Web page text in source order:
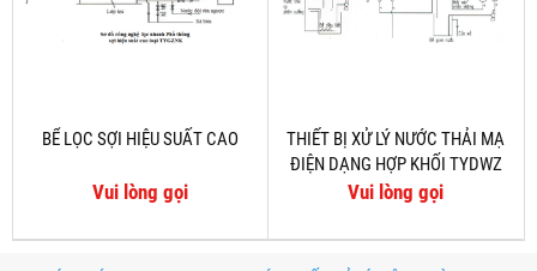
BỂ LỌC SỢI HIỆU SUẤT CAO
Vui lòng gọi
THIẾT BỊ XỬ LÝ NƯỚC THẢI MẠ
ĐIỆN DẠNG HỢP KHỐI TYDWZ
Vui lòng gọi